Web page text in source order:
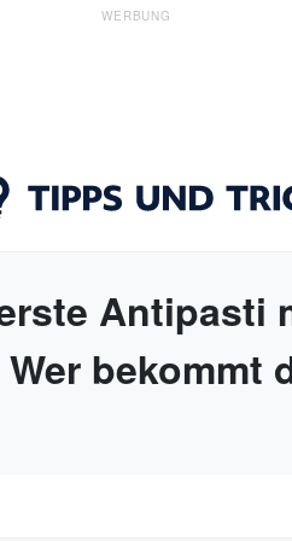
WERBUNG
Antipasti
bekommt